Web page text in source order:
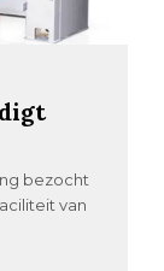
bezocht
van